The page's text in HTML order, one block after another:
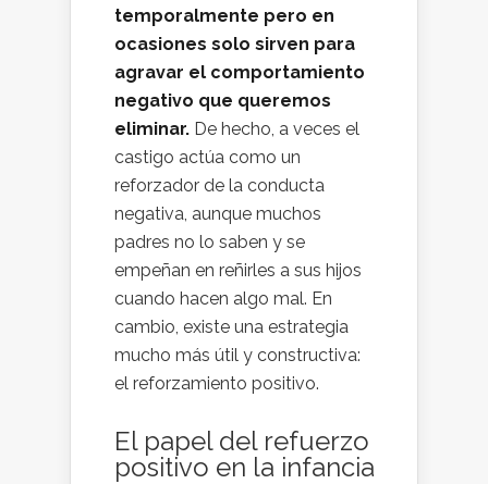
temporalmente pero en
ocasiones solo sirven para
agravar el comportamiento
negativo que queremos
eliminar. De hecho, a veces el
castigo actúa como un
reforzador de la conducta
negativa, aunque muchos
padres no lo saben y se
empeñan en reñirles a sus hijos
cuando hacen algo mal. En
cambio, existe una estrategia
mucho más útil y constructiva:
el reforzamiento positivo.
El papel del refuerzo
positivo en la infancia